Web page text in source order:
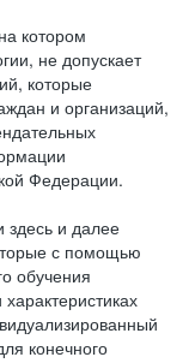
котором
не допускает
которые
и организаций,
Федерации.
здесь и далее
с помощью
обучения
конечного